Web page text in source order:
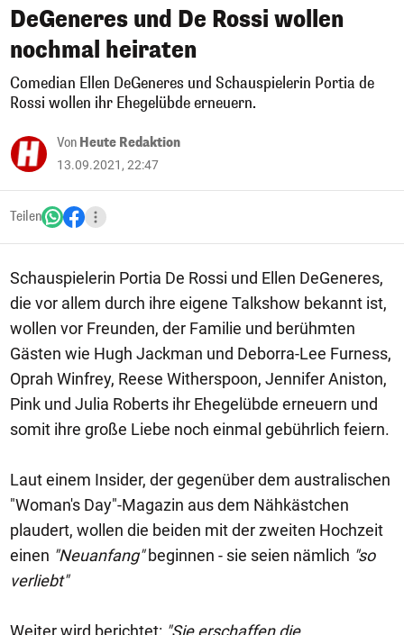
DeGeneres und De Rossi wollen
nochmal heiraten
Comedian Ellen DeGeneres und Schauspielerin Portia de
Rossi wollen ihr Ehegelübde erneuern.
Von Heute Redaktion
13.09.2021, 22:47
Teilen
Schauspielerin Portia De Rossi und Ellen DeGeneres,
die vor allem durch ihre eigene Talkshow bekannt ist,
wollen vor Freunden, der Familie und berühmten
Gästen wie Hugh Jackman und Deborra-Lee Furness,
Oprah Winfrey, Reese Witherspoon, Jennifer Aniston,
Pink und Julia Roberts ihr Ehegelübde erneuern und
somit ihre große Liebe noch einmal gebührlich feiern.
Laut einem Insider, der gegenüber dem australischen
"Woman's Day"-Magazin aus dem Nähkästchen
plaudert, wollen die beiden mit der zweiten Hochzeit
einen "Neuanfang"beginnen - sie seien nämlich "so
verliebt"
Weiter wird berichtet: "Sie erschaffen die